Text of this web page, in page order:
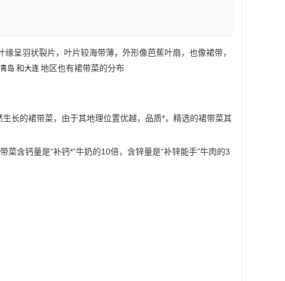
呈羽状裂片，叶片较海带薄，外形像芭蕉叶扇，也像裙带，
青岛 和大连 地区也有裙带菜的分布
长的裙带菜，由于其地理位置优越，品质*，精选的裙带菜其
菜含钙量是“补钙*”牛奶的10倍，含锌量是“补锌能手”牛肉的3